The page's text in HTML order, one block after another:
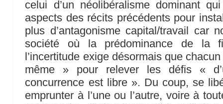
celui d’un néolibéralisme dominant
aspects des récits précédents pour
plus d’antagonisme capital/travail car
société où la prédominance de la
l’incertitude exige désormais que
même » pour relever les défis «
concurrence est libre ». Du coup, se
emprunter à l’une ou l’autre, voire à